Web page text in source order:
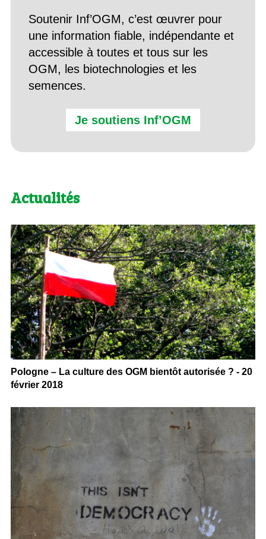
Soutenir Inf’OGM, c’est œuvrer pour
une information fiable, indépendante et
accessible à toutes et tous sur les
OGM, les biotechnologies et les
semences.
Je soutiens Inf’OGM
Actualités
Pologne – La culture des OGM bientôt autorisée ? - 20
février 2018